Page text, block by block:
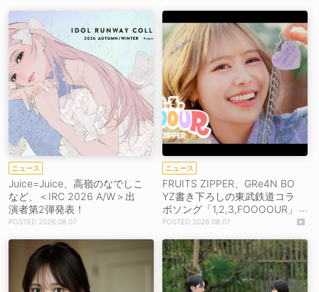
ニュース
Juice=Juice、高嶺のなでしこ
など、＜IRC 2026 A/W＞出
演者第2弾発表！
2026.08.07
ニュース
FRUITS ZIPPER、GRe4N BO
YZ書き下ろしの東武鉄道コラ
ボソング「1,2,3,FOOOOUR」
をリリース＆MV公開！
2026.08.07